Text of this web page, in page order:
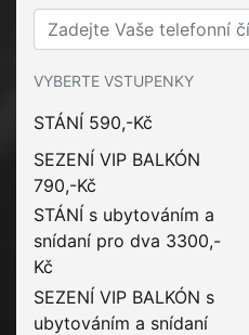
VYBERTE VSTUPENKY
STÁNÍ 590,-Kč
SEZENÍ VIP BALKÓN
790,-Kč
STÁNÍ s ubytováním a
snídaní pro dva 3300,-
Kč
SEZENÍ VIP BALKÓN s
ubytováním a snídaní